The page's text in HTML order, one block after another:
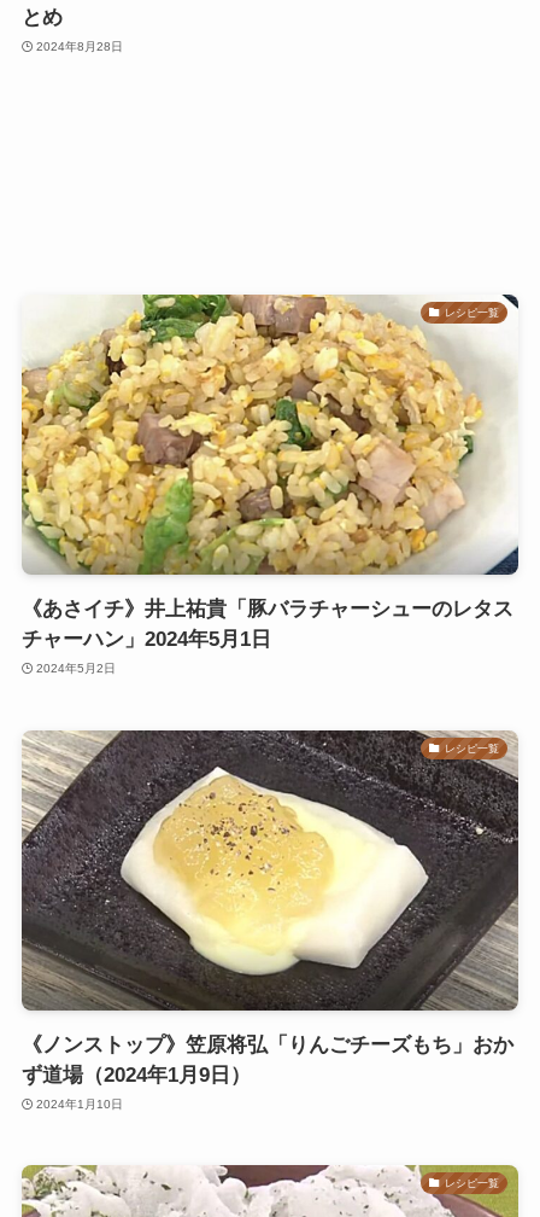
とめ
2024年8月28日
レシピ一覧
《あさイチ》井上祐貴「豚バラチャーシューのレタス
チャーハン」2024年5月1日
2024年5月2日
レシピ一覧
《ノンストップ》笠原将弘「りんごチーズもち」おか
ず道場（2024年1月9日）
2024年1月10日
レシピ一覧